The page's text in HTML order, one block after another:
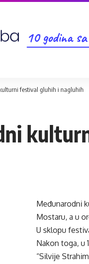
10 godina
festival gluhih i nagluhih
Međunarodni
Mostaru, a u
U sklopu
Nakon toga, u
“Silvije